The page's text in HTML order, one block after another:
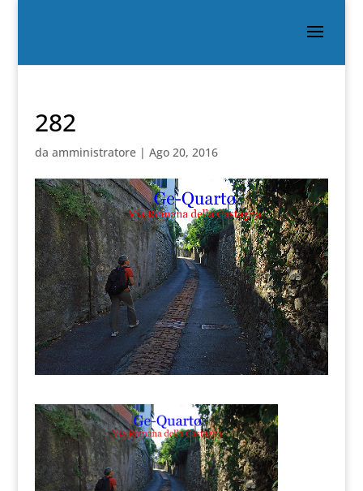
282
da amministratore| Ago 20, 2016